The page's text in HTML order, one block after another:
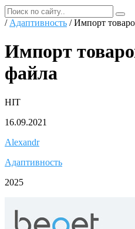
/ Адаптивность / Импорт
Импорт
файла
HIT
16.09.2021
Alexandr
Адаптивность
2025